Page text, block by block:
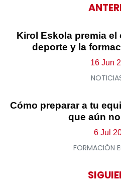
Kirol Eskola premia
deporte y la
16 Jun
Cómo preparar a tu
que aún
6 Jul
FORMACIÓN